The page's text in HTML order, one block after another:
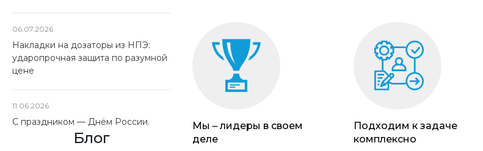
06.07.2026
Накладки на дозаторы из НПЭ:
ударопрочная защита по разумной
цене
11.06.2026
С праздником — Днём России.
Блог
Мы – лидеры в своем
деле
Подходим к задаче
комплексно